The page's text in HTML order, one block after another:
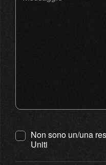
Non sono un/una
Uniti